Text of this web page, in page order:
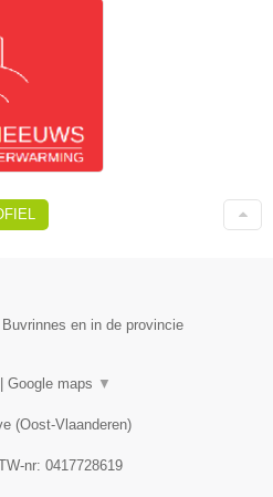
en in de provincie
Google maps ▼
(Oost-Vlaanderen)
nr: 0417728619